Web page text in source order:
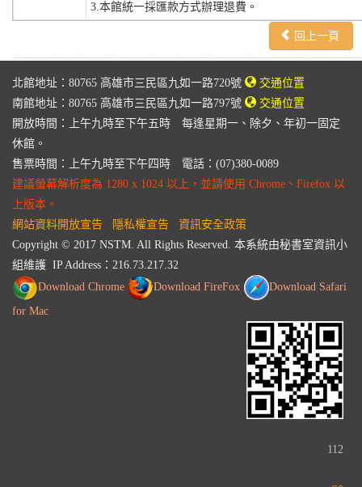
3.本館統一採匯款方式辦理退費。
回上一頁
北館地址：80765 高雄市三民區九如一路720號
交通位置
南館地址：80765 高雄市三民區九如一路797號
交通位置
開放時間：上午九時至下午五時 每逢星期一、除夕、年初一固定
休館。
售票時間：上午九時至下午四時 電話：(07)380-0089
建議螢幕解析度為 1280 x 1024 以上，並請使用 Chrome、Firefox 以
上版本。
網站資料開放宣告
隱私權宣告
資訊安全政策
Copyright © 2017 NSTM. All Rights Reserved. 本系統由秘書室資訊小
組維護 IP Address： 216.73.217.32
Download Chrome
Download FireFox
Download Safari
for Mac
112